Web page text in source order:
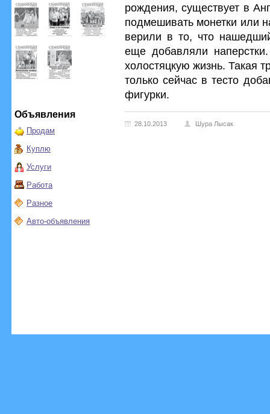
Объявления
Продам
Куплю
Услуги
Работа
Разное
Авто-объявления
рождения, существует в
подмешивать монетки или
верили в то, что
еще добавляли
холостяцкую жизнь. Такая
только сейчас в тесто
фигурки.
28.10.2013 Шура Лысак